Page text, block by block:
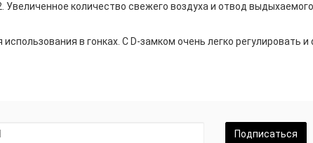
количество свежего воздуха и отвод
в гонках. С D-замком очень легко регулировать
Подписаться